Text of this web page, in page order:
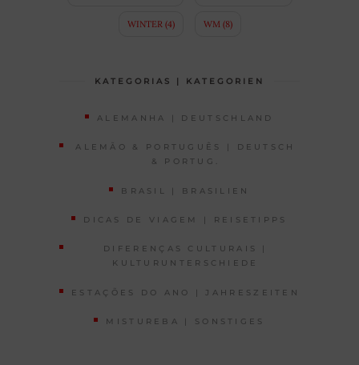
WINTER (4) WM (8)
KATEGORIAS | KATEGORIEN
ALEMANHA | DEUTSCHLAND
ALEMÃO & PORTUGUÊS | DEUTSCH
& PORTUG.
BRASIL | BRASILIEN
DICAS DE VIAGEM | REISETIPPS
DIFERENÇAS CULTURAIS |
KULTURUNTERSCHIEDE
ESTAÇÕES DO ANO | JAHRESZEITEN
MISTUREBA | SONSTIGES